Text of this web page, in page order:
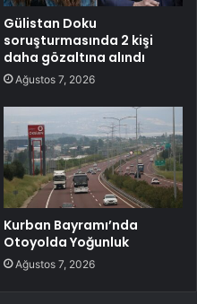
Gülistan Doku
soruşturmasında 2 kişi
daha gözaltına alındı
Ağustos 7, 2026
Kurban Bayramı’nda
Otoyolda Yoğunluk
Ağustos 7, 2026